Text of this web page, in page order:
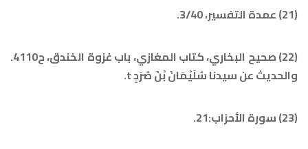
(21) عمدة التفسير، 3/40.
(22) صحيح البخاري، كتاب المغازي، باب غزوة الخندق، ح4110.
والحديث عن سيدنا سُلَيْمَانَ بْنَ صُرَدٍt
.
(23) سورة الأحزاب:21.